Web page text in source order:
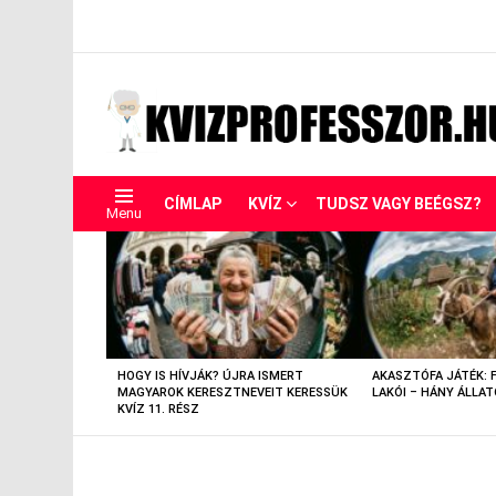
Menu CÍMLAP KVÍZ TUDSZ VAGY BEÉGSZ?
LEGUTÓBBIAK
HOGY IS HÍVJÁK? ÚJRA ISMERT
MAGYAROK KERESZTNEVEIT KERESSÜK
KVÍZ 11. RÉSZ
AKASZTÓFA JÁTÉK:
LAKÓI – HÁNY